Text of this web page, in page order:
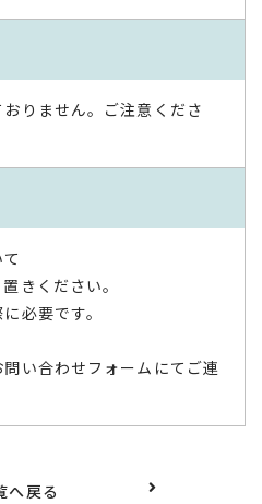
りません。ご注意くださ
きください。
必要です。
い合わせフォームにてご連
へ戻る